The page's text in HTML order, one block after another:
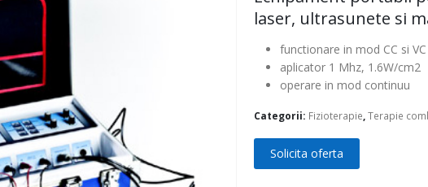
laser, ultrasunete si
functionare in mod CC si VC
aplicator 1 Mhz, 1.6W/cm2
operare in mod continuu
Categorii: Fizioterapie,Terapie
Solicita oferta